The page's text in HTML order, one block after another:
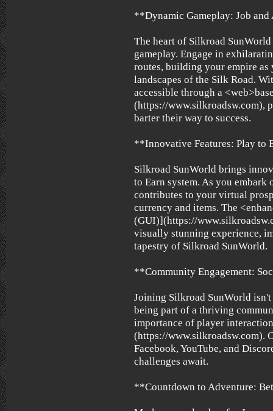
**Dynamic Gameplay: Job
The heart of Silkroad
gameplay. Engage in
routes, building your empire
landscapes of the Silk Road.
accessible through a
(https://www.silkroadsw.com),
barter their way to success.
**Innovative Features: Play to
Silkroad SunWorld brings
to Earn system. As you
contributes to your virtual
currency and items. The
(GUI)](https://
visually stunning experience,
tapestry of Silkroad SunWorld.
**Community Engagement:
Joining Silkroad SunWorld
being part of a thriving
importance of player
(https://www.silkroadsw.com).
Facebook, YouTube, and
challenges await.
**Countdown to Adventure: